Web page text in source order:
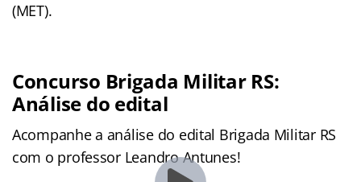
(MET).
Concurso Brigada Militar RS:
Análise do edital
Acompanhe a análise do edital Brigada Militar RS
com o professor Leandro Antunes!